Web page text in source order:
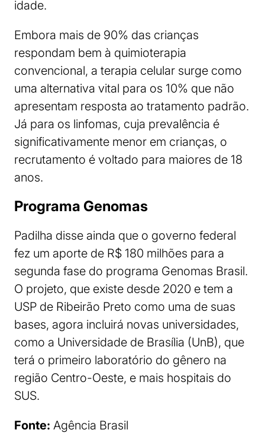
idade.
Embora mais de 90% das crianças
respondam bem à quimioterapia
convencional, a terapia celular surge como
uma alternativa vital para os 10% que não
apresentam resposta ao tratamento padrão.
Já para os linfomas, cuja prevalência é
significativamente menor em crianças, o
recrutamento é voltado para maiores de 18
anos.
Programa Genomas
Padilha disse ainda que o governo federal
fez um aporte de R$ 180 milhões para a
segunda fase do programa Genomas Brasil.
O projeto, que existe desde 2020 e tem a
USP de Ribeirão Preto como uma de suas
bases, agora incluirá novas universidades,
como a Universidade de Brasília (UnB), que
terá o primeiro laboratório do gênero na
região Centro-Oeste, e mais hospitais do
SUS.
Fonte: Agência Brasil